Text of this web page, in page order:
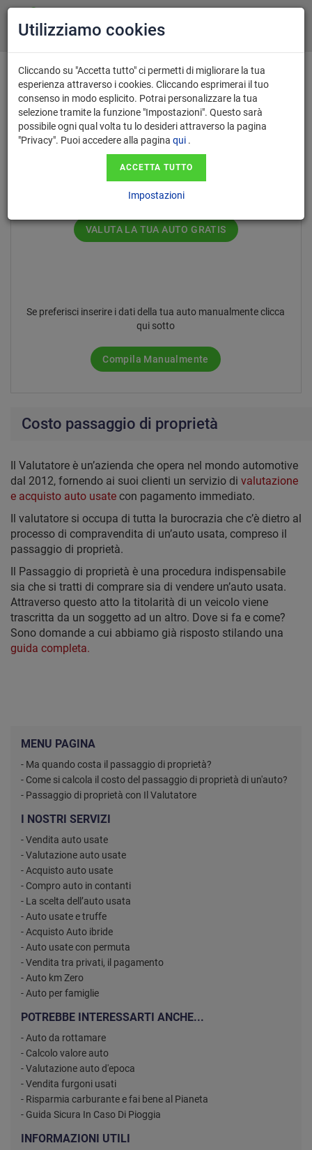
Inserisci il numero di targa nel
formato AA123AA.
VALUTA LA TUA AUTO GRATIS
Se preferisci inserire i dati della tua auto manualmente clicca
qui sotto
Compila Manualmente
Costo passaggio di proprietà
Il Valutatore è un’azienda che opera nel mondo automotive
dal 2012, fornendo ai suoi clienti un servizio di valutazione
e acquisto auto usate con pagamento immediato.
Il valutatore si occupa di tutta la burocrazia che c’è dietro al
processo di compravendita di un’auto usata, compreso il
passaggio di proprietà.
Il Passaggio di proprietà è una procedura indispensabile
sia che si tratti di comprare sia di vendere un’auto usata.
Attraverso questo atto la titolarità di un veicolo viene
trascritta da un soggetto ad un altro. Dove si fa e come?
Sono domande a cui abbiamo già risposto stilando una
guida completa.
MENU PAGINA
- Ma quando costa il passaggio di proprietà?
- Come si calcola il costo del passaggio di proprietà di un'auto?
- Passaggio di proprietà con Il Valutatore
I NOSTRI SERVIZI
- Vendita auto usate
- Valutazione auto usate
- Acquisto auto usate
- Compro auto in contanti
- La scelta dell’auto usata
- Auto usate e truffe
- Acquisto Auto ibride
- Auto usate con permuta
- Vendita tra privati, il pagamento
- Auto km Zero
- Auto per famiglie
POTREBBE INTERESSARTI ANCHE...
- Auto da rottamare
- Calcolo valore auto
- Valutazione auto d'epoca
- Vendita furgoni usati
- Risparmia carburante e fai bene al Pianeta
- Guida Sicura In Caso Di Pioggia
INFORMAZIONI UTILI
Utilizziamo cookies
Cliccando su "Accetta tutto" ci permetti di migliorare la tua
esperienza attraverso i cookies. Cliccando esprimerai il tuo
consenso in modo esplicito. Potrai personalizzare la tua
selezione tramite la funzione "Impostazioni". Questo sarà
possibile ogni qual volta tu lo desideri attraverso la pagina
"Privacy". Puoi accedere alla pagina qui .
ACCETTA TUTTO
Impostazioni